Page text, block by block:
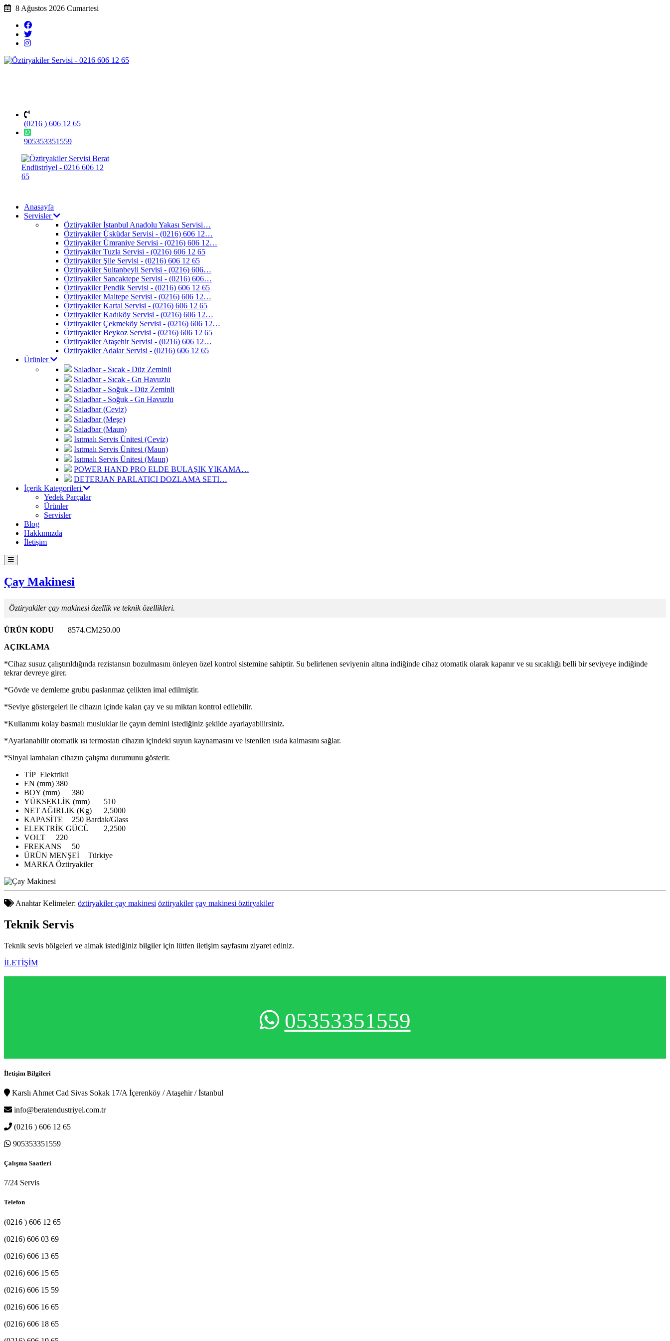
8 Ağustos 2026 Cumartesi
(0216 ) 606 12 65
905353351559
Anasayfa
Servisler
Öztiryakiler İstanbul Anadolu Yakası Servisi…
Öztiryakiler Üsküdar Servisi - (0216) 606 12…
Öztiryakiler Ümraniye Servisi - (0216) 606 12…
Öztiryakiler Tuzla Servisi - (0216) 606 12 65
Öztiryakiler Şile Servisi - (0216) 606 12 65
Öztiryakiler Sultanbeyli Servisi - (0216) 606…
Öztiryakiler Sancaktepe Servisi - (0216) 606…
Öztiryakiler Pendik Servisi - (0216) 606 12 65
Öztiryakiler Maltepe Servisi - (0216) 606 12…
Öztiryakiler Kartal Servisi - (0216) 606 12 65
Öztiryakiler Kadıköy Servisi - (0216) 606 12…
Öztiryakiler Çekmeköy Servisi - (0216) 606 12…
Öztiryakiler Beykoz Servisi - (0216) 606 12 65
Öztiryakiler Ataşehir Servisi - (0216) 606 12…
Öztiryakiler Adalar Servisi - (0216) 606 12 65
Ürünler
Saladbar - Sıcak - Düz Zeminli
Saladbar - Sıcak - Gn Havuzlu
Saladbar - Soğuk - Düz Zeminli
Saladbar - Soğuk - Gn Havuzlu
Saladbar (Ceviz)
Saladbar (Meşe)
Saladbar (Maun)
Isıtmalı Servis Ünitesi (Ceviz)
Isıtmalı Servis Ünitesi (Maun)
Isıtmalı Servis Ünitesi (Maun)
POWER HAND PRO ELDE BULAŞIK YIKAMA…
DETERJAN PARLATICI DOZLAMA SETI…
İçerik Kategorileri
Yedek Parçalar
Ürünler
Servisler
Blog
Hakkımızda
İletişim
Çay Makinesi
Öztiryakiler çay makinesi özellik ve teknik özellikleri.
ÜRÜN KODU
8574.CM250.00
AÇIKLAMA
*Cihaz susuz çalıştırıldığında rezistansın bozulmasını önleyen özel kontrol sistemine sahiptir. Su belirlenen seviyenin altına indiğinde cihaz otomatik olarak kapanır ve su sıcaklığı belli bir seviyeye indiğinde
tekrar devreye girer.
*Gövde ve demleme grubu paslanmaz çelikten imal edilmiştir.
*Seviye göstergeleri ile cihazın içinde kalan çay ve su miktarı kontrol edilebilir.
*Kullanımı kolay basmalı musluklar ile çayın demini istediğiniz şekilde ayarlayabilirsiniz.
*Ayarlanabilir otomatik ısı termostatı cihazın içindeki suyun kaynamasını ve istenilen ısıda kalmasını sağlar.
*Sinyal lambaları cihazın çalışma durumunu gösterir.
TİP Elektrikli
EN (mm) 380
BOY (mm)
380
YÜKSEKLİK (mm)
510
NET AĞIRLIK (Kg)
2,5000
KAPASİTE
250 Bardak/Glass
ELEKTRİK GÜCÜ
2,2500
VOLT
220
FREKANS
50
ÜRÜN MENŞEİ
Türkiye
MARKA Öztiryakiler
Anahtar Kelimeler: öztiryakiler çay makinesi öztiryakiler çay makinesi öztiryakiler
Teknik Servis
Teknik sevis bölgeleri ve almak istediğiniz bilgiler için lütfen iletişim sayfasını ziyaret ediniz.
İLETİŞİM
05353351559
İletişim Bilgileri
Karslı Ahmet Cad Sivas Sokak 17/A İçerenköy / Ataşehir / İstanbul
info@beratendustriyel.com.tr
(0216 ) 606 12 65
905353351559
Çalışma Saatleri
7/24 Servis
Telefon
(0216 ) 606 12 65
(0216) 606 03 69
(0216) 606 13 65
(0216) 606 15 65
(0216) 606 15 59
(0216) 606 16 65
(0216) 606 18 65